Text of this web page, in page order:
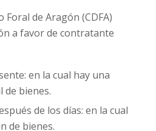
Foral de Aragón (CDFA)
a favor de contratante
en la cual hay una
de bienes.
de los días: en la cual
de bienes.